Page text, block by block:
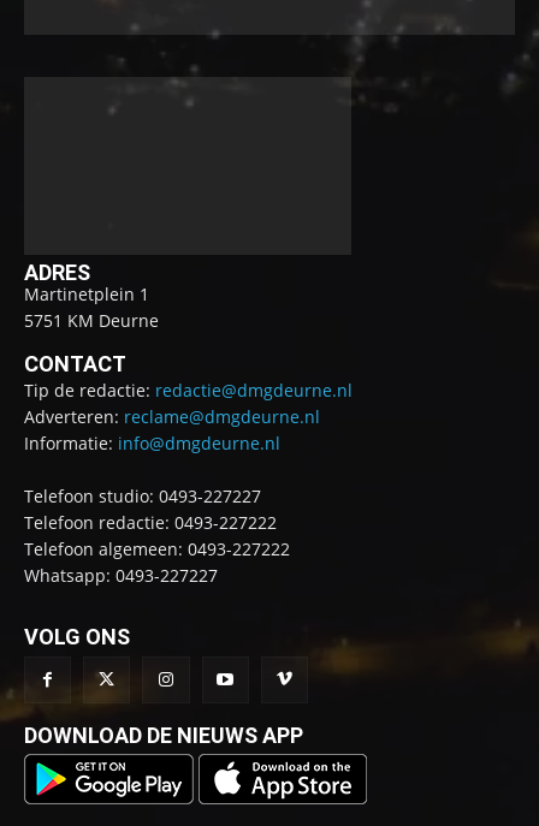
ADRES
Martinetplein 1
5751 KM Deurne
CONTACT
Tip de redactie: redactie@dmgdeurne.nl
Adverteren: reclame@dmgdeurne.nl
Informatie: info@dmgdeurne.nl
Telefoon studio: 0493-227227
Telefoon redactie: 0493-227222
Telefoon algemeen: 0493-227222
Whatsapp: 0493-227227
VOLG ONS
DOWNLOAD DE NIEUWS APP